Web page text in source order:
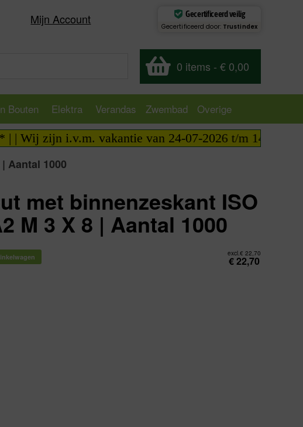
Mijn Account Gecertificeerd veilig
Gecertificeerd door: Trustindex
0 items - € 0,00
Bouten Elektra Verandas Zwembad
Overige
zijn i.v.m. vakantie van 24-07-2026 t/m 14-08-
Aantal 1000
met binnenzeskant ISO
M 3 X 8 | Aantal 1000
excl.€ 22,70
€22,70